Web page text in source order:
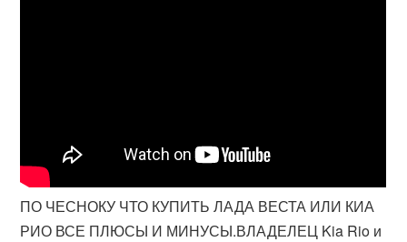
ПО ЧЕСНОКУ ЧТО КУПИТЬ ЛАДА ВЕСТА ИЛИ КИА
РИО ВСЕ ПЛЮСЫ И МИНУСЫ.ВЛАДЕЛЕЦ Kia Rio и